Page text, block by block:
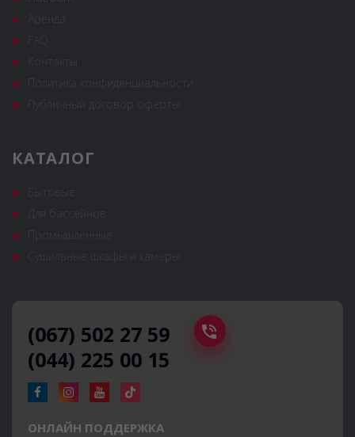
КАТАЛОГ
(067) 502 27 59
(044) 225 00 15
ОНЛАЙН ПОДДЕРЖКА